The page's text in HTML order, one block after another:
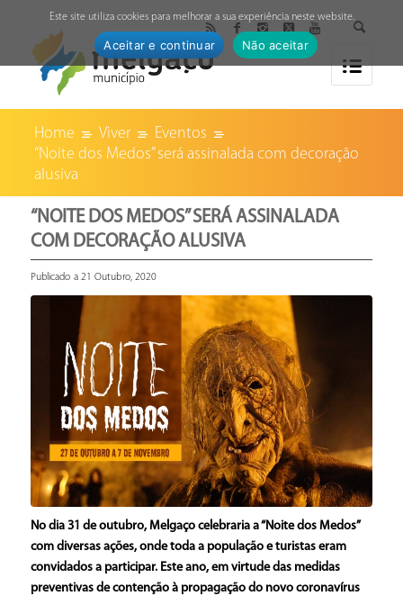
Home Viver
Eventos
“Noite dos Medos” será assinalada com decoração
alusiva
“NOITE DOS MEDOS” SERÁ ASSINALADA
COM DECORAÇÃO ALUSIVA
Publicado a 21 Outubro, 2020
No dia 31 de outubro, Melgaço celebraria a “Noite dos Medos”
com diversas ações, onde toda a população e turistas eram
convidados a participar. Este ano, em virtude das medidas
preventivas de contenção à propagação do novo coronavírus
Este site utiliza cookies para melhorar a sua experiência neste website.
Aceitar e continuar Não aceitar